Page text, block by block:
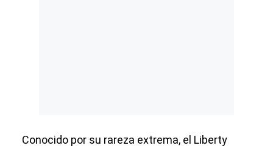
Conocido por su rareza extrema, el Liberty